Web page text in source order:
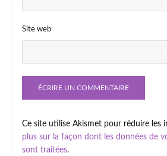
Site web
Ce site utilise Akismet pour réduire les
plus sur la façon dont les données de
sont traitées.